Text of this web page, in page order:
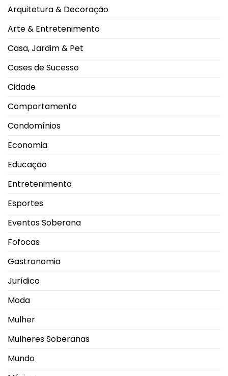
de
ranking
UFU,
e
Shopping
Arquitetura & Decoração
Arte & Entretenimento
Casa, Jardim & Pet
Cases de Sucesso
Cidade
Comportamento
Condomínios
Economia
Educação
Entretenimento
Esportes
Eventos Soberana
Fofocas
Gastronomia
Jurídico
Moda
Mulher
Mulheres Soberanas
Mundo